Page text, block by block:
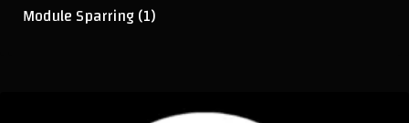
Module Sparring(1)